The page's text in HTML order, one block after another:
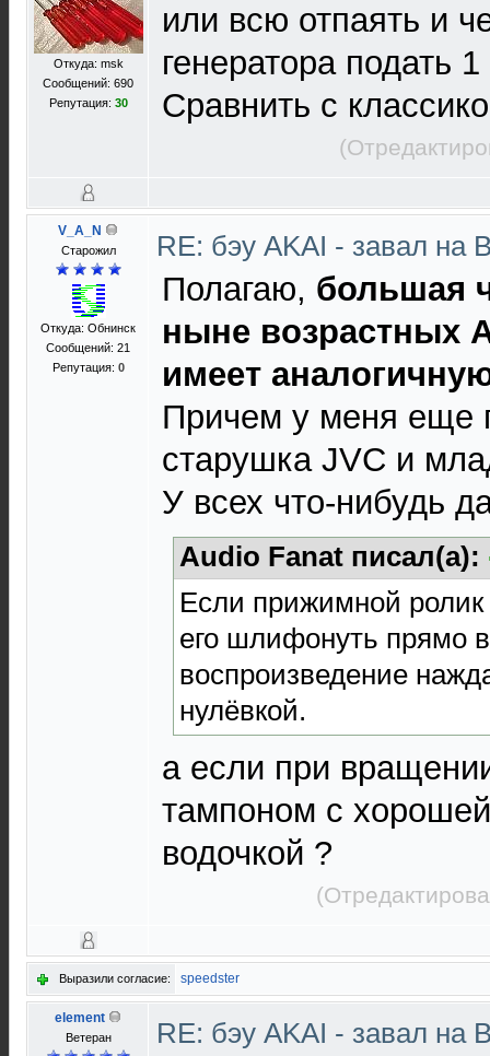
Откуда: msk
Сообщений: 690
Репутация: 30
или всю отпаять и
генератора подать
Сравнить с
V_A_N
Старожил
Откуда: Обнинск
Сообщений: 21
Репутация: 0
RE: бэу AKAI - завал на
Полагаю, большая
ныне возрастных
имеет
Причем у меня еще
старушка JVC и
У всех что-нибудь
Audio Fanat писал(а):
Если прижимной ролик
его шлифонуть прямо
воспроизведение
нулёвкой.
а если при
тампоном с
водочкой ?
Выразили согласие: speedster
element
Ветеран RE: бэу AKAI - завал на